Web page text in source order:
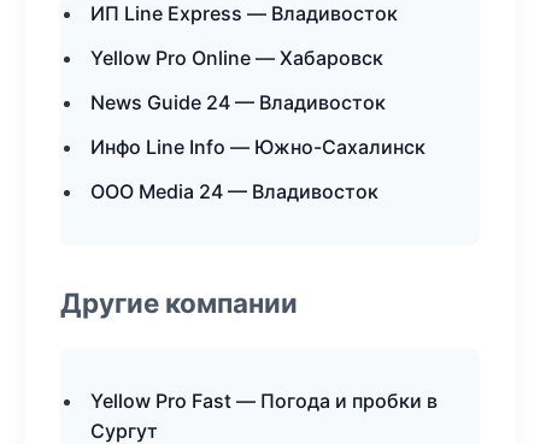
ИП Line Express — Владивосток
Yellow Pro Online — Хабаровск
News Guide 24 — Владивосток
Инфо Line Info — Южно-Сахалинск
ООО Media 24 — Владивосток
Другие компании
Yellow Pro Fast — Погода и пробки в
Сургут